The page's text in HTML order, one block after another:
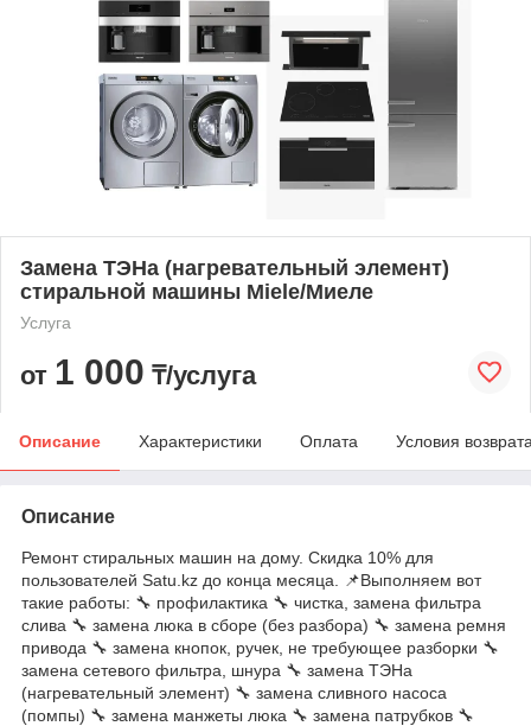
Замена ТЭНа (нагревательный элемент)
стиральной машины Miele/Миеле
Услуга
от 1 000 ₸/услуга
Описание Характеристики Оплата Условия
Описание
Ремонт стиральных машин на дому. Скидка 10% для
пользователей Satu.kz до конца месяца. 📌Выполняем вот
такие работы: 🔧 профилактика 🔧 чистка, замена фильтра
слива 🔧 замена люка в сборе (без разбора) 🔧 замена ремня
привода 🔧 замена кнопок, ручек, не требующее разборки 🔧
замена сетевого фильтра, шнура 🔧 замена ТЭНа
(нагревательный элемент) 🔧 замена сливного насоса
(помпы) 🔧 замена манжеты люка 🔧 замена патрубков 🔧